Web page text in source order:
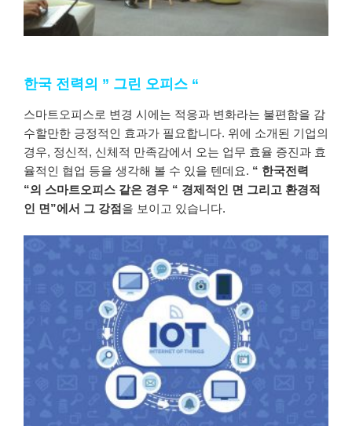
한국 전력의 ” 그린 오피스 “
스마트오피스로 변경 시에는 적응과 변화라는 불편함을 감
수할만한 긍정적인 효과가 필요합니다. 위에 소개된 기업의
경우, 정신적, 신체적 만족감에서 오는 업무 효율 증진과 효
율적인 협업 등을 생각해 볼 수 있을 텐데요. “ 한국전력
“의 스마트오피스 같은 경우 “ 경제적인 면 그리고 환경적
인 면”에서 그 강점을 보이고 있습니다.